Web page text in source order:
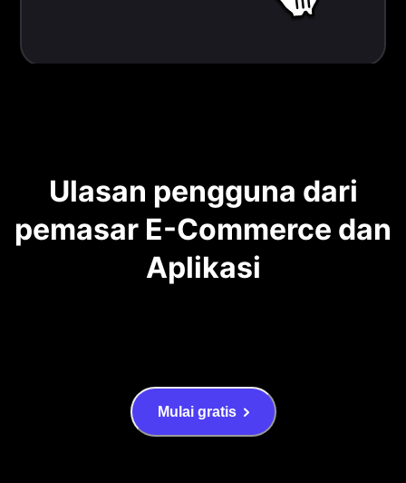
Ulasan pengguna dari
pemasar E-Commerce dan
Aplikasi
Mulai gratis